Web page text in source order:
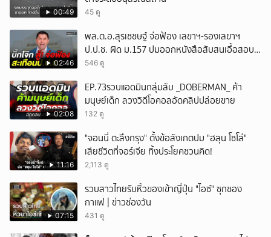
00:49 45 ดู
02:46
พล.ต.อ.สุรเชชษฐ์ จ่อฟ้อง เลขาฯ-รองเลขาฯ
ป.ป.ช. ผิด ม.157 ปมออกหนังสือสับสนเอื้อสอบ
คดีซ้ำซ้อน
546 ดู
02:08
EP.73รวบแอดมินกลุ่มลับ _DOBERMAN_ ค้า
มนุษย์เด็ก ลวงวิดีโอคอลอัดคลิปปล่อยขาย
132 ดู
11:16
"จอนนี่ ตะลึงกรุง" ตั้งข้อสังเกตปม "ฮลุน โซโล่"
เสียชีวิตที่จอร์เจีย ทิ้งประโยคชวนคิด!
2,113 ดู
07:15
รวบสาวไทยรับหิ้วของเข้าญี่ปุ่น "ไอซ์" ซุกซอง
กาแฟ | ข่าวช่องวัน
431 ดู